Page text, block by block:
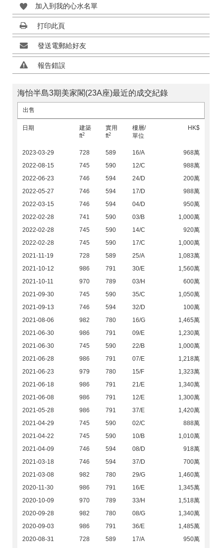
加入到我的心水名單
打印此頁
發送電郵給好友
報告錯誤
海怡半島3期美家閣(23A座)最近的成交紀錄
出售
日期
建築
ft2
實用
ft2
樓層/
單位
HK$
2023-03-29 728 589 16/A
968萬
2022-08-15
745 590 12/C
988萬
2022-06-23
746 594 24/D
200萬
2022-05-27
746 594 17/D
988萬
2022-03-15
746 594 04/D
950萬
2022-02-28
741 590 03/B
1,000萬
2022-02-28
745 590 14/C
920萬
2022-02-28
745 590 17/C
1,000萬
2021-11-19
728 589 25/A
1,083萬
2021-10-12
986 791 30/E
1,560萬
2021-10-11
970 789 03/H
600萬
2021-09-30
745 590 35/C
1,050萬
2021-09-13
746 594 32/D
100萬
2021-08-06
982 780 16/G
1,465萬
2021-06-30
986 791 09/E
1,230萬
2021-06-30
745 590 22/B
1,000萬
2021-06-28
986 791 07/E
1,218萬
2021-06-23
979 780 15/F
1,323萬
2021-06-18
986 791 21/E
1,340萬
2021-06-08
986 791 12/E
1,300萬
2021-05-28
986 791 37/E
1,420萬
2021-04-29
745 590 02/C
888萬
2021-04-22
745 590 10/B
1,010萬
2021-04-09
746 594 08/D
918萬
2021-03-18
746 594 37/D
700萬
2021-03-08
982 780 29/G
1,460萬
2020-11-30
986 791 16/E
1,345萬
2020-10-09
970 789 33/H
1,518萬
2020-09-28
982 780 08/G
1,340萬
2020-09-03
986 791 36/E
1,485萬
2020-08-31
728 589 17/A 950萬